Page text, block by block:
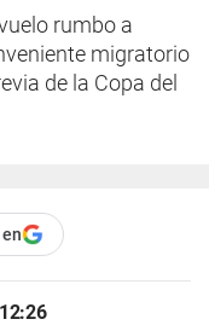
rumbo a
migratorio
de la Copa del